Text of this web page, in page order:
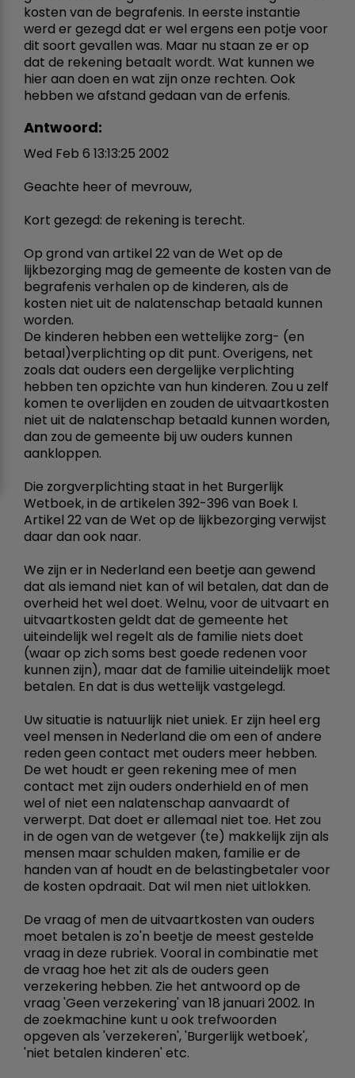
kosten van de begrafenis. In eerste instantie
werd er gezegd dat er wel ergens een potje voor
dit soort gevallen was. Maar nu staan ze er op
dat de rekening betaalt wordt. Wat kunnen we
hier aan doen en wat zijn onze rechten. Ook
hebben we afstand gedaan van de erfenis.
Antwoord:
Wed Feb 6 13:13:25 2002
Geachte heer of mevrouw,
Kort gezegd: de rekening is terecht.
Op grond van artikel 22 van de Wet op de
lijkbezorging mag de gemeente de kosten van de
begrafenis verhalen op de kinderen, als de
kosten niet uit de nalatenschap betaald kunnen
worden.
De kinderen hebben een wettelijke zorg- (en
betaal)verplichting op dit punt. Overigens, net
zoals dat ouders een dergelijke verplichting
hebben ten opzichte van hun kinderen. Zou u zelf
komen te overlijden en zouden de uitvaartkosten
niet uit de nalatenschap betaald kunnen worden,
dan zou de gemeente bij uw ouders kunnen
aankloppen.
Die zorgverplichting staat in het Burgerlijk
Wetboek, in de artikelen 392-396 van Boek I.
Artikel 22 van de Wet op de lijkbezorging verwijst
daar dan ook naar.
We zijn er in Nederland een beetje aan gewend
dat als iemand niet kan of wil betalen, dat dan de
overheid het wel doet. Welnu, voor de uitvaart en
uitvaartkosten geldt dat de gemeente het
uiteindelijk wel regelt als de familie niets doet
(waar op zich soms best goede redenen voor
kunnen zijn), maar dat de familie uiteindelijk moet
betalen. En dat is dus wettelijk vastgelegd.
Uw situatie is natuurlijk niet uniek. Er zijn heel erg
veel mensen in Nederland die om een of andere
reden geen contact met ouders meer hebben.
De wet houdt er geen rekening mee of men
contact met zijn ouders onderhield en of men
wel of niet een nalatenschap aanvaardt of
verwerpt. Dat doet er allemaal niet toe. Het zou
in de ogen van de wetgever (te) makkelijk zijn als
mensen maar schulden maken, familie er de
handen van af houdt en de belastingbetaler voor
de kosten opdraait. Dat wil men niet uitlokken.
De vraag of men de uitvaartkosten van ouders
moet betalen is zo'n beetje de meest gestelde
vraag in deze rubriek. Vooral in combinatie met
de vraag hoe het zit als de ouders geen
verzekering hebben. Zie het antwoord op de
vraag 'Geen verzekering' van 18 januari 2002. In
de zoekmachine kunt u ook trefwoorden
opgeven als 'verzekeren', 'Burgerlijk wetboek',
'niet betalen kinderen' etc.